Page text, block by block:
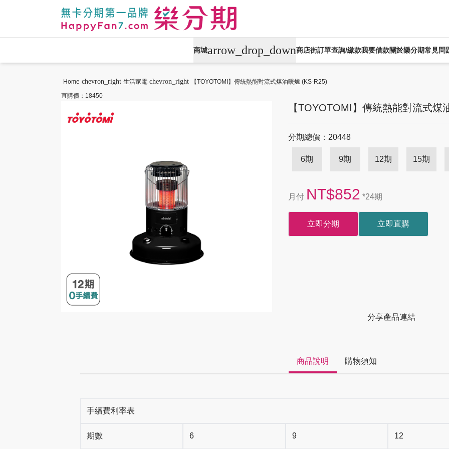
商城arrow_drop_down
攝影專區
商店街訂單查詢/繳款我要借款關於樂分期常見問
Home chevron_right 生活家電 chevron_right
【TOYOTOMI】傳統熱能對流式煤油暖爐 (KS-R25)
直購價：18450
【TOYOTOMI】傳統熱能對流式煤
分期總價：20448
6期 9期 12期 15期
月付 NT$852 *24期
立即分期 立即直購
分享產品連結
商品說明 購物須知
手續費利率表
期數 6 9 12